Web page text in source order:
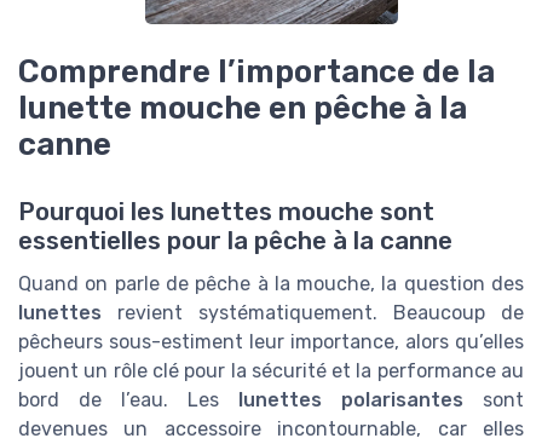
Comprendre l’importance de la
lunette mouche en pêche à la
canne
Pourquoi les lunettes mouche sont
essentielles pour la pêche à la canne
Quand on parle de pêche à la mouche, la question des
lunettes revient systématiquement. Beaucoup de
pêcheurs sous-estiment leur importance, alors qu’elles
jouent un rôle clé pour la sécurité et la performance au
bord de l’eau. Les
lunettes polarisantes sont
devenues un accessoire incontournable, car elles